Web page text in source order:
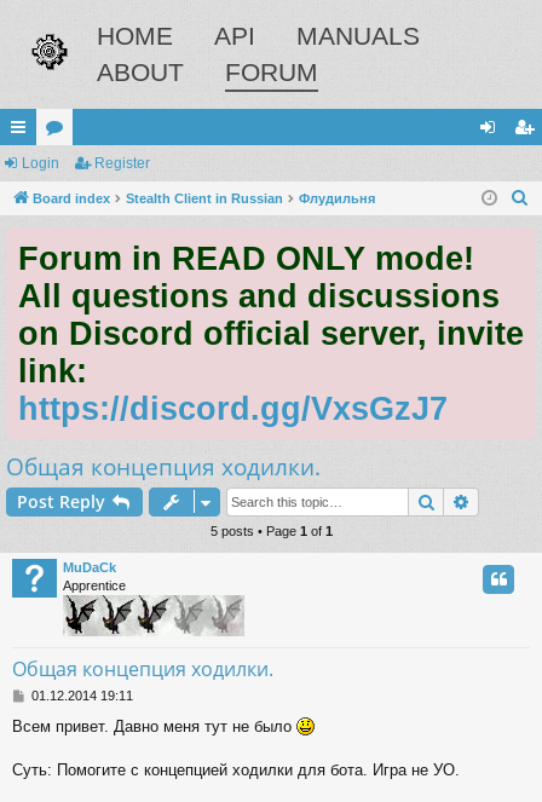
HOME API
MANUALS
ABOUT
FORUM
ui
ck
ks
or
u
s
in ist
Login Register
Board index Stealth Client in Russian Флудильня
Forum in READ ONLY mode!
All questions and discussions
on Discord official server, invite
link:
https://discord.gg/VxsGzJ7
Общая концепция ходилки.
Post Reply Search
5 posts • Page 1of 1
MuDaCk
Apprentice
Общая концепция ходилки.
P
s
01.12.2014 19:11
Всем привет. Давно меня тут не было
Суть: Помогите с концепцией ходилки для бота. Игра не УО.